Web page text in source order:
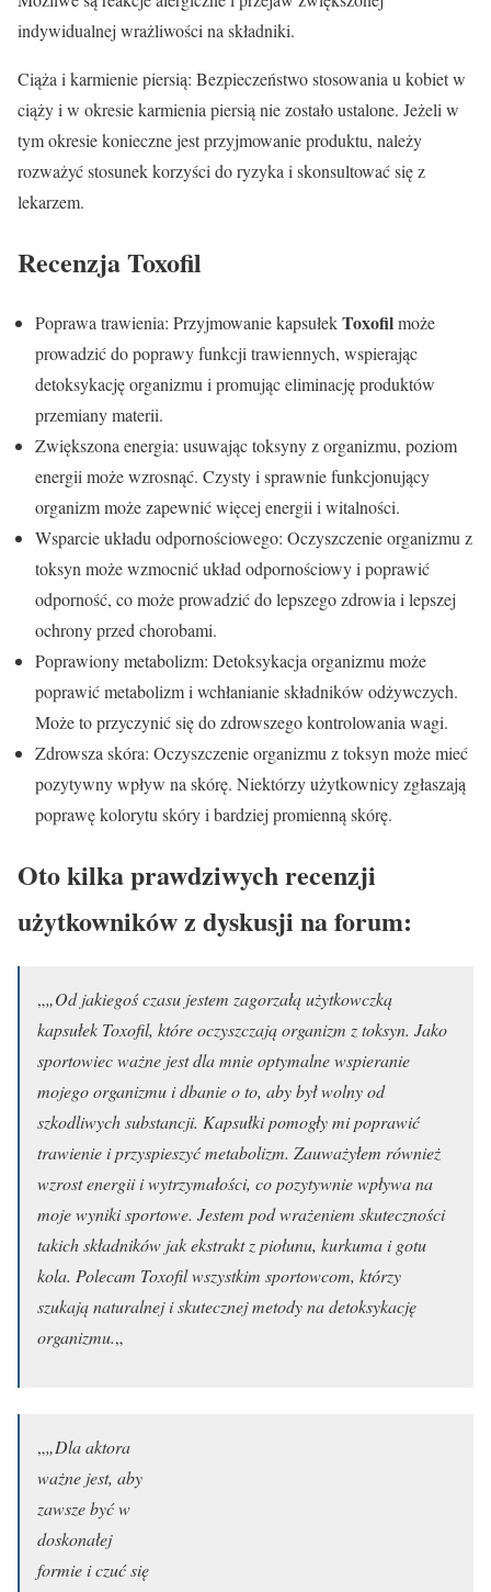
indywidualnej wrażliwości na składniki.
Ciąża i karmienie piersią: Bezpieczeństwo stosowania u kobiet w
ciąży i w okresie karmienia piersią nie zostało ustalone. Jeżeli w
tym okresie konieczne jest przyjmowanie produktu, należy
rozważyć stosunek korzyści do ryzyka i skonsultować się z
lekarzem.
RecenzjaToxofil
Poprawa trawienia: Przyjmowanie kapsułekToxofilmoże
prowadzić do poprawy funkcji trawiennych, wspierając
detoksykację organizmu i promując eliminację produktów
przemiany materii.
Zwiększona energia: usuwając toksyny z organizmu, poziom
energii może wzrosnąć. Czysty i sprawnie funkcjonujący
organizm może zapewnić więcej energii i witalności.
Wsparcie układu odpornościowego: Oczyszczenie organizmu z
toksyn może wzmocnić układ odpornościowy i poprawić
odporność, co może prowadzić do lepszego zdrowia i lepszej
ochrony przed chorobami.
Poprawiony metabolizm: Detoksykacja organizmu może
poprawić metabolizm i wchłanianie składników odżywczych.
Może to przyczynić się do zdrowszego kontrolowania wagi.
Zdrowsza skóra: Oczyszczenie organizmu z toksyn może mieć
pozytywny wpływ na skórę. Niektórzy użytkownicy zgłaszają
poprawę kolorytu skóry i bardziej promienną skórę.
Oto kilka prawdziwych recenzji
użytkowników z dyskusji na forum:
„„Od jakiegoś czasu jestem zagorzałą użytkowczką
kapsułek Toxofil, które oczyszczają organizm z toksyn. Jako
sportowiec ważne jest dla mnie optymalne wspieranie
mojego organizmu i dbanie o to, aby był wolny od
szkodliwych substancji. Kapsułki pomogły mi poprawić
trawienie i przyspieszyć metabolizm. Zauważyłem również
wzrost energii i wytrzymałości, co pozytywnie wpływa na
moje wyniki sportowe. Jestem pod wrażeniem skuteczności
takich składników jak ekstrakt z piołunu, kurkuma i gotu
kola. Polecam Toxofil wszystkim sportowcom, którzy
szukają naturalnej i skutecznej metody na detoksykację
organizmu.„
„„Dla aktora
ważne jest, aby
zawsze być w
doskonałej
formie i czuć się